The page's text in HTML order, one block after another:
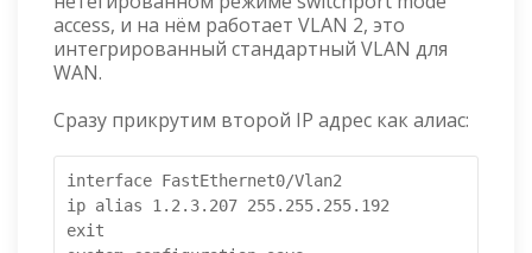
access, и на нём работает VLAN 2, это
интегрированный стандартный VLAN для
WAN.
Сразу прикрутим второй IP адрес как алиас:
interface FastEthernet0/Vlan2
ip alias 1.2.3.207 255.255.255.192
exit